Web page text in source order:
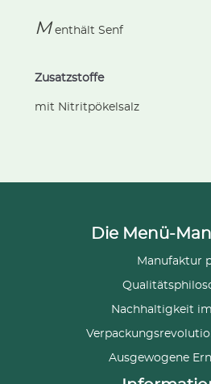
M enthält Senf
Zusatzstoffe
mit Nitritpökelsalz
Die Menü-
Manufaktur
Nachhaltigkeit
Ausgewogene